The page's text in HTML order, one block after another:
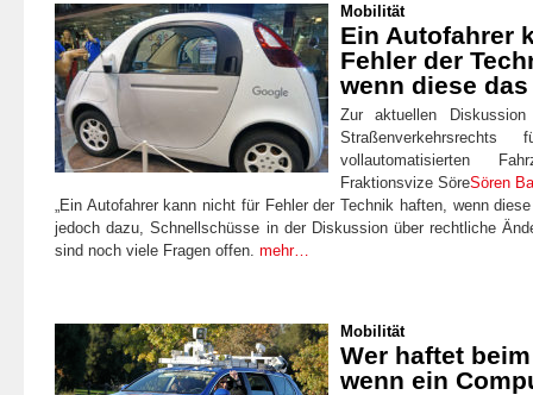
Mobilität
Ein Autofahrer
Fehler der
wenn diese
Zur aktuellen
vollautomatisierten
Fraktionsvize SöreSören
„Ein Autofahrer kann nicht für Fehler der Technik haften, wenn
jedoch dazu, Schnellschüsse in der Diskussion über rechtliche
sind noch viele Fragen offen. mehr…
Mobilität
Wer haftet
wenn ein